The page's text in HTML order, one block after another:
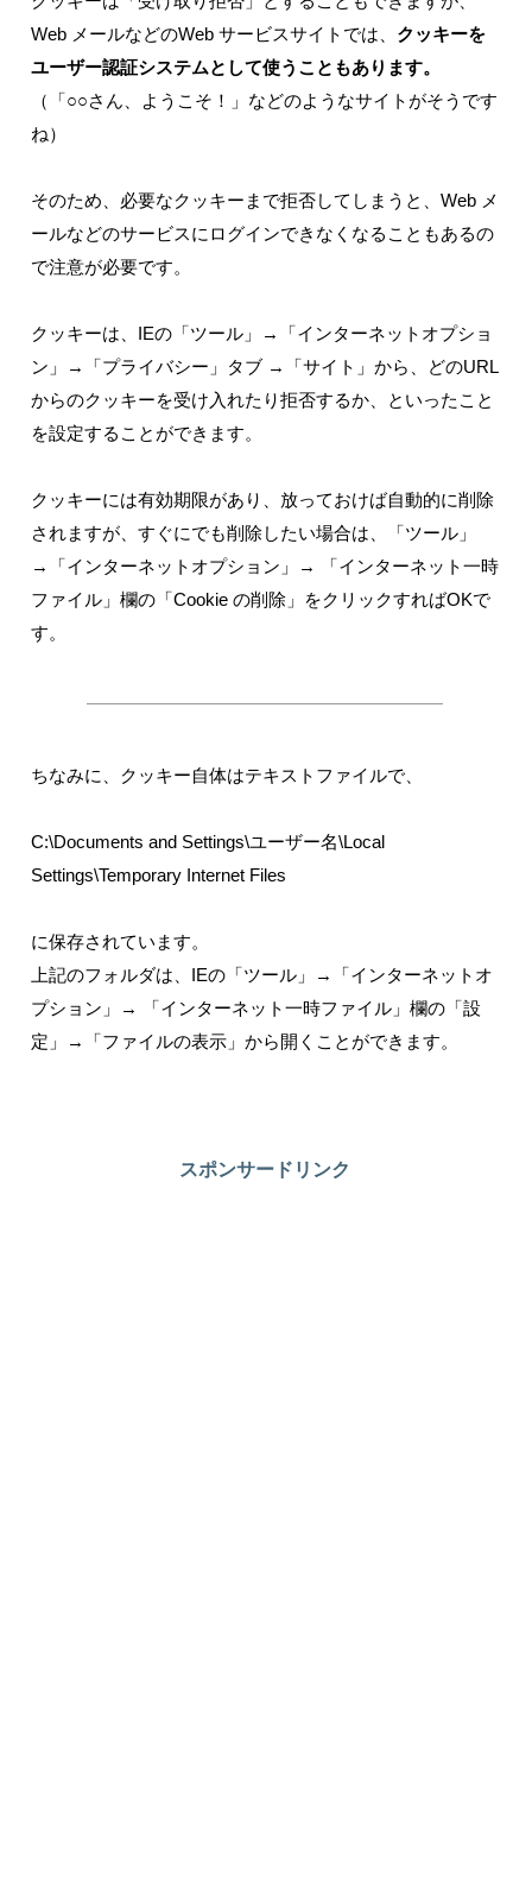
Web メールなどのWeb サービスサイトでは、 クッキーを
ユーザー認証システムとして使うこともあります。
（「○○さん、ようこそ！」などのようなサイトがそうです
ね）
そのため、必要なクッキーまで拒否してしまうと、Web メ
ールなどのサービスにログインできなくなることもあるの
で注意が必要です。
クッキーは、IEの「ツール」→「インターネットオプショ
ン」→「プライバシー」タブ →「サイト」から、どのURL
からのクッキーを受け入れたり拒否するか、といったこと
を設定することができます。
クッキーには有効期限があり、放っておけば自動的に削除
されますが、すぐにでも削除したい場合は、「ツール」
→「インターネットオプション」→ 「インターネット一時
ファイル」欄の「Cookie の削除」をクリックすればOKで
す。
ちなみに、クッキー自体はテキストファイルで、
C:\Documents and Settings\ユーザー名\Local
Settings\Temporary Internet Files
に保存されています。
上記のフォルダは、IEの「ツール」→「インターネットオ
プション」→ 「インターネット一時ファイル」欄の「設
定」→「ファイルの表示」から開くことができます。
スポンサードリンク